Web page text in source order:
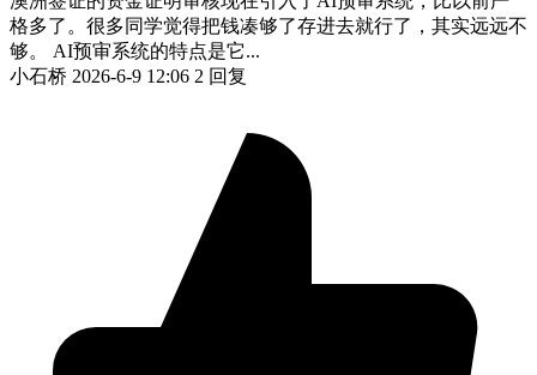
格多了。很多同学觉得把钱凑够了存进去就行了，其实远远不
够。 AI预审系统的特点是它...
小石桥 2026-6-9 12:06 2 回复